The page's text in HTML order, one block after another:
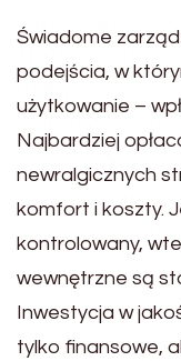
Świadome
podejścia, w
użytkowanie –
Najbardziej
newralgicznych
komfort i koszty.
kontrolowany,
wewnętrzne są
Inwestycja w
tylko finansowe,